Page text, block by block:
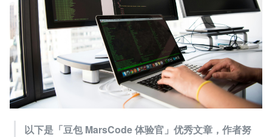
以下是「豆包 MarsCode 体验官」优秀文章，作者努